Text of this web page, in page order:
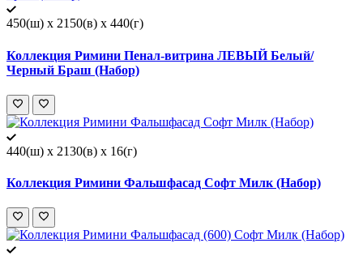
450(ш) x 2150(в) x 440(г)
Коллекция Римини Пенал-витрина ЛЕВЫЙ Белый/
Черный Браш (Набор)
440(ш) x 2130(в) x 16(г)
Коллекция Римини Фальшфасад Софт Милк (Набор)